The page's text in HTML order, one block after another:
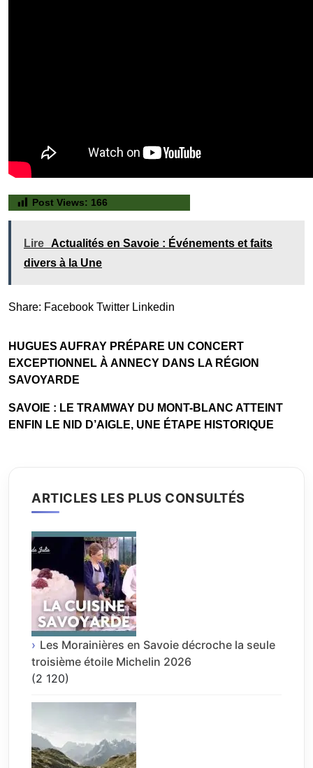
Post Views: 166
Lire
Actualités en Savoie : Événements et faits
divers à la Une
Share: Facebook Twitter Linkedin
HUGUES AUFRAY PRÉPARE UN CONCERT
EXCEPTIONNEL À ANNECY DANS LA RÉGION
SAVOYARDE
SAVOIE : LE TRAMWAY DU MONT-BLANC ATTEINT
ENFIN LE NID D’AIGLE, UNE ÉTAPE HISTORIQUE
ARTICLES LES PLUS CONSULTÉS
Les Morainières en Savoie décroche la seule
troisième étoile Michelin 2026
(2 120)